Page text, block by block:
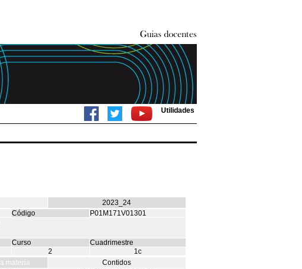
Utilidades
2023_24
Código
P01M171V01301
Curso
Cuadrimestre
2
1c
materia
Contidos